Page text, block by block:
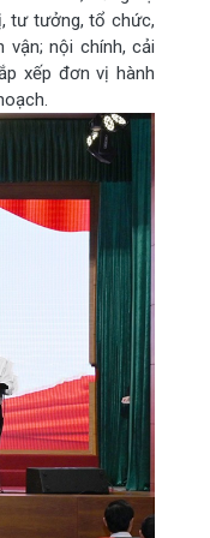
tư tưởng, tổ chức,
nội chính, cải
xếp đơn vị hành